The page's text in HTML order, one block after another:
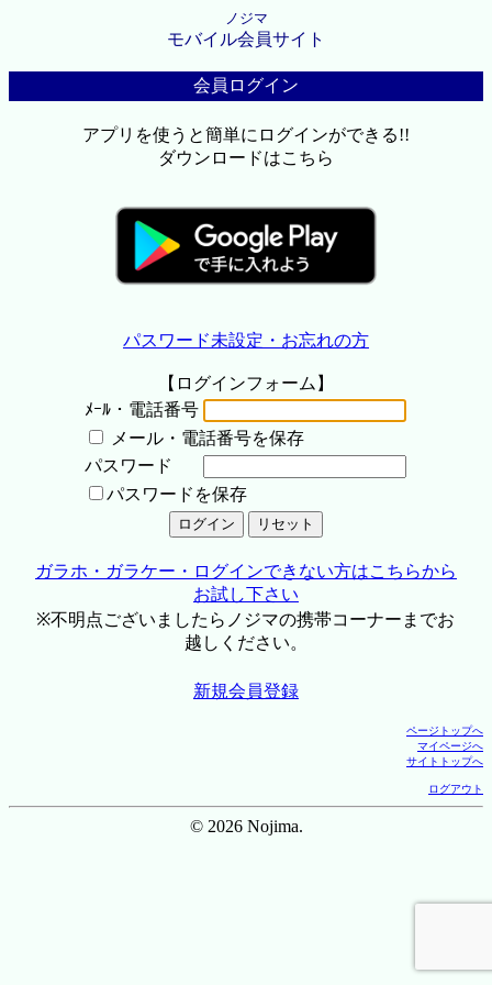
ノジマ
モバイル会員サイト
会員ログイン
アプリを使うと簡単にログインができる!!
ダウンロードはこちら
パスワード未設定・お忘れの方
【ログインフォーム】
ﾒｰﾙ・電話番号
メール・電話番号を保存
パスワード
パスワードを保存
ガラホ・ガラケー・ログインできない方はこちらから
お試し下さい
※不明点ございましたらノジマの携帯コーナーまでお
越しください。
新規会員登録
ページトップへ
マイページへ
サイトトップへ
ログアウト
© 2026 Nojima.